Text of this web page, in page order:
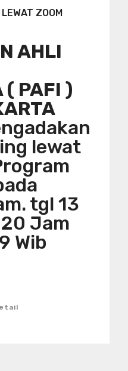
ZOOM
AHLI
( PAFI )
lewat
tgl 13
Jam
Wib